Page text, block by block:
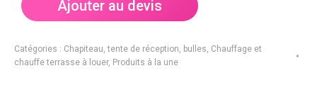
de
Ajouter au devis
Catégories : Chapiteau, tente de réception, bulles, Chauffage et
chauffe terrasse à louer, Produits à la une